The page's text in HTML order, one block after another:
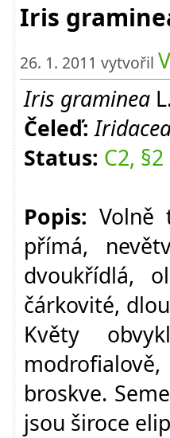
Iris
26. 1. 2011 vytvořil
Iris graminea
Čeleď:
Status: C2, §2
Popis: Volně
přímá,
dvoukřídlá,
čárkovité,
Květy
broskve.
jsou široce